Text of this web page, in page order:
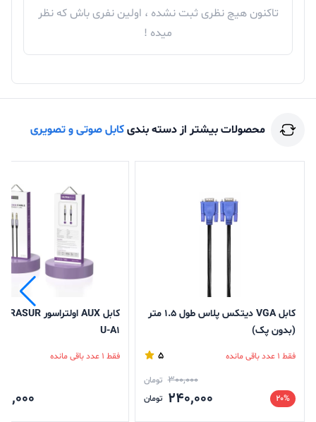
تاکنون هیچ نظری ثبت نشده ، اولین نفری باش که نظر
میده !
محصولات بیشتر از دسته بندیکابل صوتی و تصویری
کابل VGA دیتکس پلاس طول 1.5 متر
(بدون پک)
فقط 1 عدد باقی مانده
5
300,000 تومان
20%
240,000 تومان
U-A1
فقط 1 عدد باقی مانده